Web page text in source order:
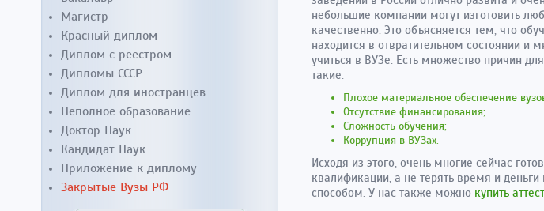
небольшие компании могут изготовить
качественно. Это объясняется тем, что
находится в отвратительном состоянии и
учиться в ВУЗе. Есть множество причин
такие:
Плохое материальное обеспечение
Отсутствие финансирования;
Сложность обучения;
Коррупция в ВУЗах.
Исходя из этого, очень многие сейчас
квалификации, а не терять время и
способом. У нас также можно купить
Магистр
Красный диплом
Диплом с реестром
Дипломы СССР
Диплом для иностранцев
Неполное образование
Доктор Наук
Кандидат Наук
Приложение к диплому
Закрытые Вузы РФ